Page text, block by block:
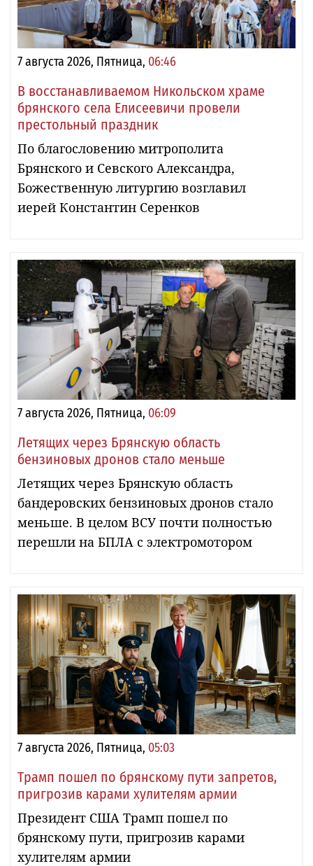
7 августа 2026, Пятница, 06:46
В восстанавливаемом Никольском храме
брянского села Елисеевичи провели
престольный праздник
По благословению митрополита
Брянского и Севского Александра,
Божественную литургию возглавил
иерей Константин Серенков
7 августа 2026, Пятница, 06:09
Летящих через Брянскую область
бензиновых дронов стало меньше
Летящих через Брянскую область
бандеровских бензиновых дронов стало
меньше. В целом ВСУ почти полностью
перешли на БПЛА с электромотором
7 августа 2026, Пятница, 05:03
Трамп пошел по брянскому пути запретов,
пригрозив карами хулителям армии
Президент США Трамп пошел по
брянскому пути, пригрозив карами
хулителям армии